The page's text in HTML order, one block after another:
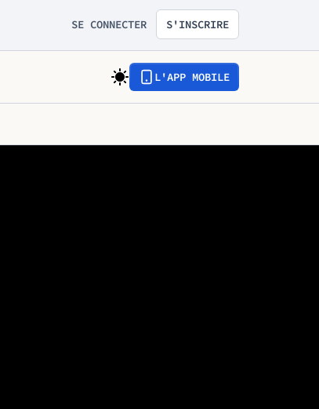
SE CONNECTER S'INSCRIRE
L'APP MOBILE